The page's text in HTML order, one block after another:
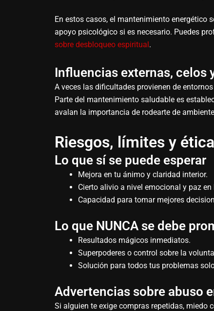
En estos casos, el mantenimiento energético
apoyo psicológico si es necesario. Puedes
sobre desbloqueo espiritual.
Influencias externas, celos
A veces las dificultades provienen de
Parte del mantenimiento saludable es
avalan la importancia de rodearte de
Riesgos, límites y
Lo que sí se puede esperar
Mejora en tu ánimo y claridad interior.
Cierto alivio a nivel emocional y paz en
Capacidad para tomar mejores
Lo que NUNCA se debe
Resultados mágicos inmediatos.
Superpoderes o control sobre la
Solución para todos tus problemas
Advertencias sobre abuso
Si alguien te exige compras repetidas, miedo